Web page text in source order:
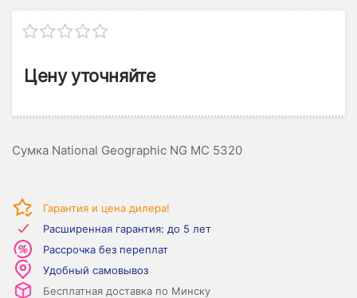
Цену уточняйте
Сумка National Geographic NG MC 5320
Гарантия и цена дилера!
Расширенная гарантия: до 5 лет
Рассрочка без переплат
Удобный самовывоз
Бесплатная доставка по Минску